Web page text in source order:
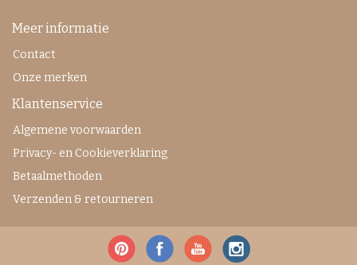
Meer informatie
Contact
Onze merken
Klantenservice
Algemene voorwaarden
Privacy- en Cookieverklaring
Betaalmethoden
Verzenden & retourneren